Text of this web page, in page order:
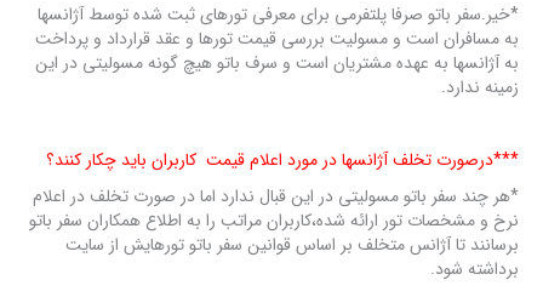
*خیر.سفر باتو صرفا پلتفرمی برای معرفی تورهای ثبت شده توسط آژانسها
به مسافران است و مسولیت بررسی قیمت تورها و عقد قرارداد و پرداخت
به آژانسها به عهده مشتریان است و سرف باتو هیچ گونه مسولیتی در این
زمینه ندارد.
***درصورت تخلف آژانسها در مورد اعلام قیمت کاربران باید چکار کنند؟
*هر چند سفر باتو مسولیتی در این قبال ندارد اما در صورت تخلف در اعلام
نرخ و مشخصات تور ارائه شده،کاربران مراتب را به اطلاع همکاران سفر باتو
برسانند تا آژانس متخلف بر اساس قوانین سفر باتو تورهایش از سایت
برداشته شود.